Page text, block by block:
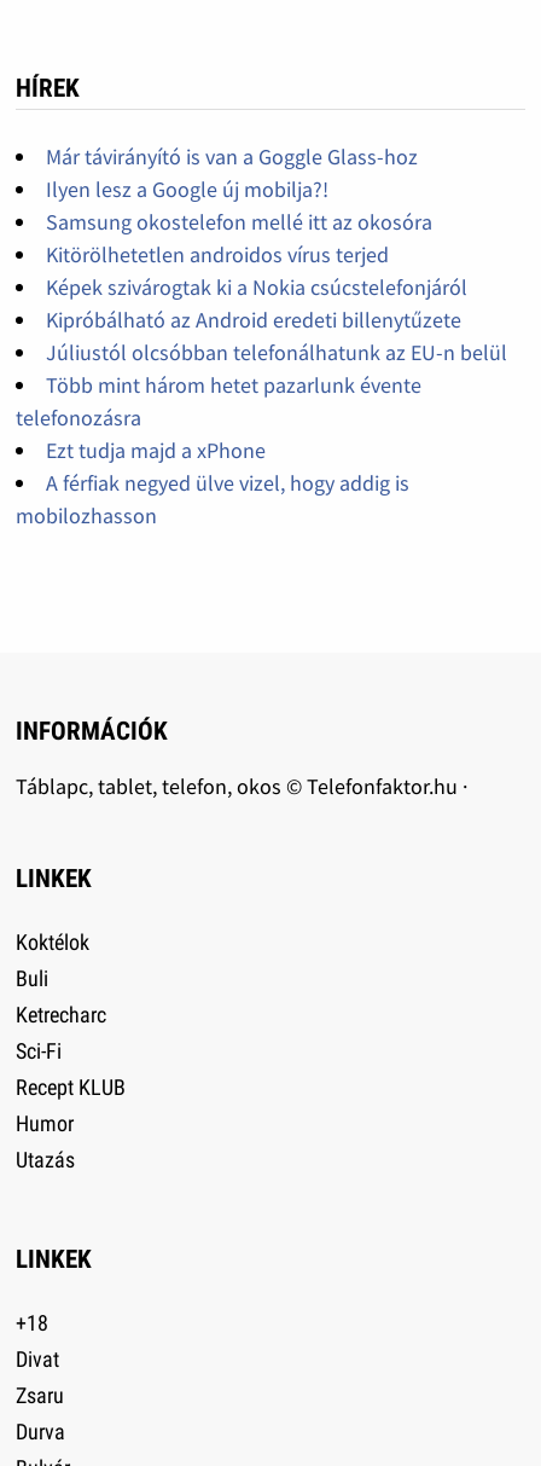
HÍREK
Már távirányító is van a Goggle Glass-hoz
Ilyen lesz a Google új mobilja?!
Samsung okostelefon mellé itt az okosóra
Kitörölhetetlen androidos vírus terjed
Képek szivárogtak ki a Nokia csúcstelefonjáról
Kipróbálható az Android eredeti billenytűzete
Júliustól olcsóbban telefonálhatunk az EU-n belül
Több mint három hetet pazarlunk évente
telefonozásra
Ezt tudja majd a xPhone
A férfiak negyed ülve vizel, hogy addig is
mobilozhasson
INFORMÁCIÓK
Táblapc, tablet, telefon, okos © Telefonfaktor.hu ·
LINKEK
Koktélok
Buli
Ketrecharc
Sci-Fi
Recept KLUB
Humor
Utazás
LINKEK
+18
Divat
Zsaru
Durva